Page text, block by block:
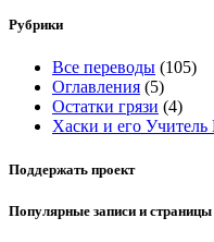
Рубрики
Все переводы (105)
Оглавления (5)
Остатки грязи (4)
Хаски и его
Поддержать проект
Популярные записи и страницы